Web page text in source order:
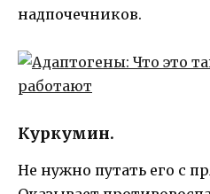
надпочечников.
Куркумин.
Не нужно путать его с